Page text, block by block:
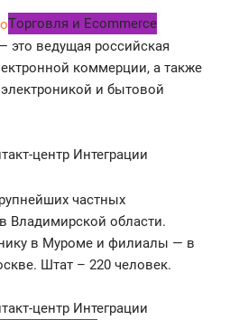
Tорговля и Ecommerce
это ведущая российская
коммерции, а также
и бытовой
центр Интеграции
частных
Владимирской области.
в Муроме и филиалы — в
Штат – 220 человек.
центр Интеграции